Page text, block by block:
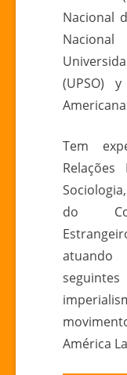
Nacional
(UPSO)
Tem
do
América